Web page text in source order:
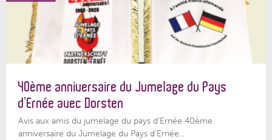
40ème anniversaire du Jumelage du Pays
d’Ernée avec Dorsten
Avis aux amis du jumelage du pays d'Ernée 40ème
anniversaire du Jumelage du Pays d'Ernée...